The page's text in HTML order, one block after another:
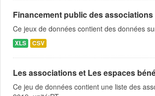
Financement public des
Ce jeux de données contient des données
XLS CSV
Les associations et Les espaces
Ce jeu de données contient une liste des